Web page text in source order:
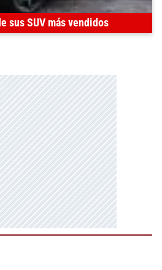
sus SUV más vendidos